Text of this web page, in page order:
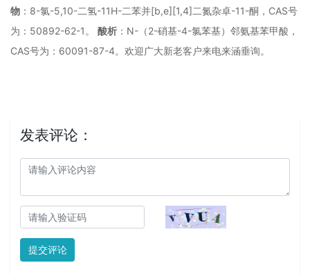
物 ： 8-氯-5,10-二氢-11H-二苯并[b,e][1,4]二氮杂卓-11-酮， CAS号
为： 50892-62-1 。 酸析 ： N- （ 2-硝基-4-氯苯基）邻氨基苯甲酸，
CAS号为： 60091-87-4。欢迎广大新老客户来电来涵垂询。
发表评论：
提交评论